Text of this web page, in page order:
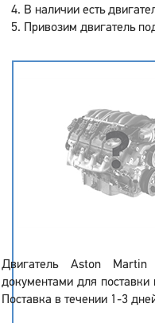
В наличии есть
Привозим двигатель
Двигатель Aston
документами для
Поставка в течении 1-3